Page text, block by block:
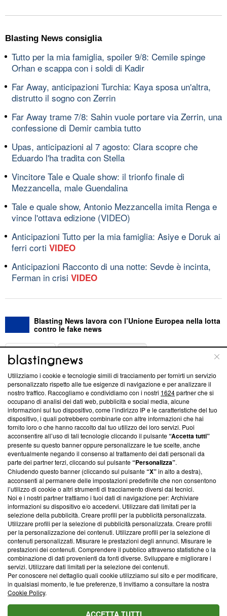
Blasting News consiglia
Tutto per la mia famiglia, spoiler 9/8: Cemile spinge
Orhan e scappa con i soldi di Kadir
Far Away, anticipazioni Turchia: Kaya sposa un'altra,
distrutto il sogno con Zerrin
Far Away trame 7/8: Sahin vuole portare via Zerrin, una
confessione di Demir cambia tutto
Upas, anticipazioni al 7 agosto: Clara scopre che
Eduardo l'ha tradita con Stella
Vincitore Tale e Quale show: il trionfo finale di
Mezzancella, male Guendalina
Tale e quale show, Antonio Mezzancella imita Renga e
vince l'ottava edizione (VIDEO)
Anticipazioni Tutto per la mia famiglia: Asiye e Doruk ai
ferri corti VIDEO
Anticipazioni Racconto di una notte: Sevde è incinta,
Ferman in crisi VIDEO
Blasting News lavora con l’Unione Europea nella lotta
contro le fake news
ABOUT
Questa sezione offre informazioni trasparenti su Blasting
News, sui nostri processi editoriali e su come ci impegniamo a
creare news di qualità. Inoltre, afferma la nostra aderenza a
‘Trust Project - News with Integrity’Blasting News non è
ancora membro del programma, ma ha richiesto di farne
parte; Trust Project non ha ancora effettuato una verifica di
conformità agli standard.
Su di noi
Team editoriale
Corporate
Redazione
Informativa Privacy
Cookie Policy
Blasting SA, IDI CHE-247.845.224, Via Carlo Frasca, 3 - 6900
Lugano (Svizzera) Tel:+39 0690258937
© 2026 Blasting News
Utilizziamo i cookie e tecnologie simili di tracciamento per fornirti un servizio
personalizzato rispetto alle tue esigenze di navigazione e per analizzare il
nostro traffico. Raccogliamo e condividiamo con i nostri 1624partner che si
occupano di analisi dei dati web, pubblicità e social media, alcune
informazioni sul tuo dispositivo, come l’indirizzo IP e le caratteristiche del tuo
dispositivo, i quali potrebbero combinarle con altre informazioni che hai
fornito loro o che hanno raccolto dal tuo utilizzo dei loro servizi. Puoi
acconsentire all’uso di tali tecnologie cliccando il pulsante“Accetta tutti”
presente su questo banner oppure personalizzare le tue scelte, anche
eventualmente negando il consenso al trattamento dei dati personali da
parte dei partner terzi, cliccando sul pulsante“Personalizza”.
Chiudendo questo banner (cliccando sul pulsante“X”in alto a destra),
acconsenti al permanere delle impostazioni predefinite che non consentono
l’utilizzo di cookie o altri strumenti di tracciamento diversi dai tecnici.
Noi e i nostri partner trattiamo i tuoi dati di navigazione per: Archiviare
informazioni su dispositivo e/o accedervi. Utilizzare dati limitati per la
selezione della pubblicità. Creare profili per la pubblicità personalizzata.
Utilizzare profili per la selezione di pubblicità personalizzata. Creare profili
per la personalizzazione dei contenuti. Utilizzare profili per la selezione di
contenuti personalizzati. Misurare le prestazioni degli annunci. Misurare le
prestazioni dei contenuti. Comprendere il pubblico attraverso statistiche o la
combinazione di dati provenienti da fonti diverse. Sviluppare e migliorare i
servizi. Utilizzare dati limitati per la selezione dei contenuti.
Per conoscere nel dettaglio quali cookie utilizziamo sul sito e per modificare,
in qualsiasi momento, le tue preferenze, ti invitiamo a consultare la nostra
Cookie Policy.
ACCETTA TUTTI